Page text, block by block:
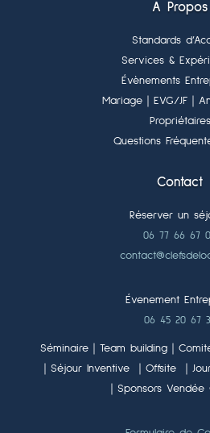
A Propos
Standards
Services &
Évènements
Mariage｜EVG/JF｜
Propriétaires
Questions
Contact
Réserver un
06 77 66 67
Évenement
06 45 20 67
Séminaire｜Team building｜
｜Séjour Inventive ｜Offsite ｜
｜Sponsors Vendée